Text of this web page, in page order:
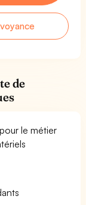
de
le métier